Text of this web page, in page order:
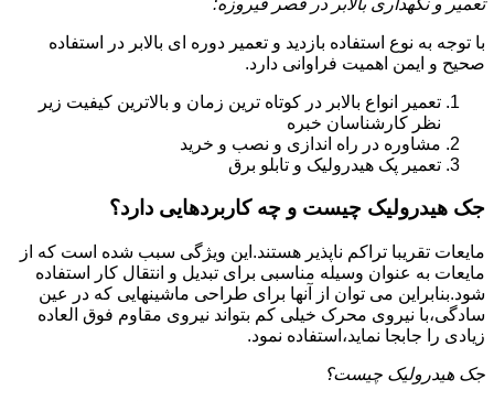
تعمیر و نگهداری بالابر در قصر فیروزه:
با توجه به نوع استفاده بازدید و تعمیر دوره ای بالابر در استفاده
صحیح و ایمن اهمیت فراوانی دارد.
تعمیر انواع بالابر در کوتاه ترین زمان و بالاترین کیفیت زیر
نظر کارشناسان خبره
مشاوره در راه اندازی و نصب و خرید
تعمیر پک هیدرولیک و تابلو برق
جک هیدرولیک چیست و چه کاربردهایی دارد؟
مایعات تقریبا تراکم ناپذیر هستند.این ویژگی سبب شده است که از
مایعات به عنوان وسیله مناسبی برای تبدیل و انتقال کار استفاده
شود.بنابراین می توان از آنها برای طراحی ماشینهایی که در عین
سادگی،با نیروی محرک خیلی کم بتواند نیروی مقاوم فوق العاده
زیادی را جابجا نماید،استفاده نمود.
جک هیدرولیک چیست؟